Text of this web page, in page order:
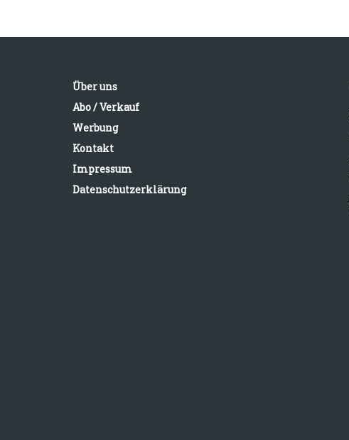
Über uns
Abo / Verkauf
Werbung
Kontakt
Impressum
Datenschutzerklärung